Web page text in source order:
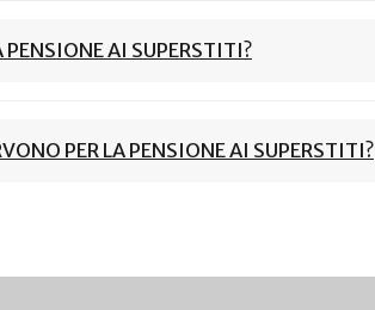
AI SUPERSTITI?
PER LA PENSIONE AI SUPERSTITI?